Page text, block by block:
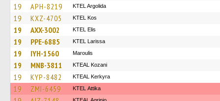
19 APH-8219 KTEL Argolida
19 KXZ-4705 KTEL Kos
19 AXX-3002 KTEL Elis
19 PPE-6885 KTEL Larissa
19 IYH-1560 Maroulis
19 MNB-3811 KTEAL Kozani
19 KYP-8482 KTEAL Kerkyra
19 ZMI-6459 KΤΕL Αttika